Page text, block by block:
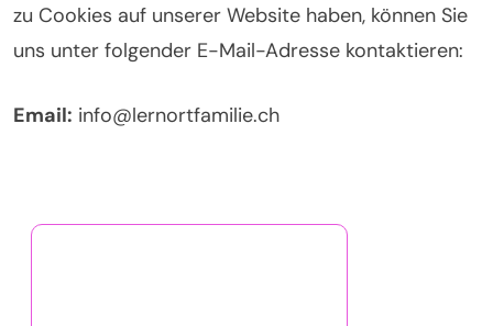
zu Cookies auf unserer Website haben, können Sie
uns unter folgender E-Mail-Adresse kontaktieren:
Email: info@lernortfamilie.ch